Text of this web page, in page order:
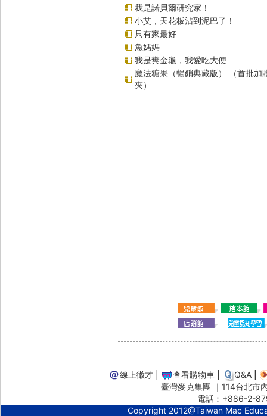
我是諾貝爾研究家！
小艾，天花板沾到泥巴了！
只有家最好
魚媽媽
我是糞金龜，我愛吃大便
魔法糖果（暢銷典藏版） （首批加
夾）
線上徵才 查看購物車 Q&A
臺灣麥克集團 ｜114台北
電話︰+886-2-
Copyright 2012@Taiwan Mac